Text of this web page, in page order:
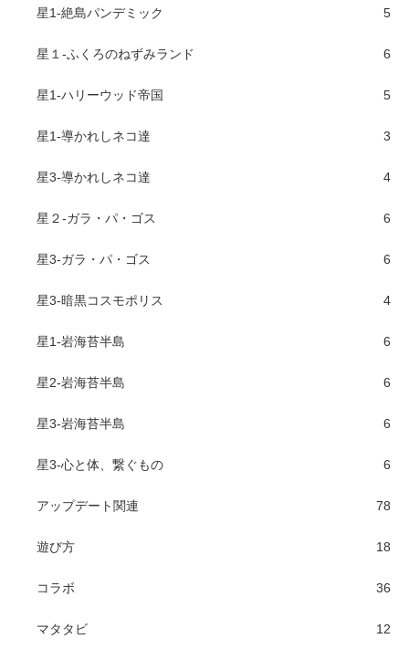
星1-絶島パンデミック 5
星１-ふくろのねずみランド 6
星1-ハリーウッド帝国 5
星1-導かれしネコ達 3
星3-導かれしネコ達 4
星２-ガラ・パ・ゴス 6
星3-ガラ・パ・ゴス 6
星3-暗黒コスモポリス 4
星1-岩海苔半島 6
星2-岩海苔半島 6
星3-岩海苔半島 6
星3-心と体、繋ぐもの 6
アップデート関連 78
遊び方 18
コラボ 36
マタタビ 12